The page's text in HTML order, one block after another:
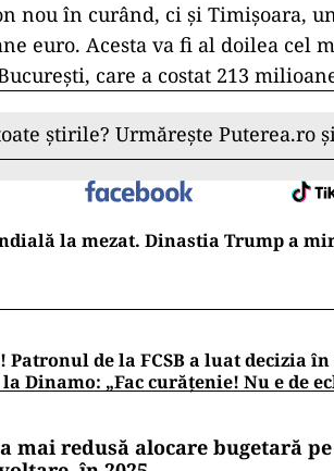
nou în curând, ci și Timișoara,
euro. Acesta va fi al doilea cel
care a costat 213
știrile? Urmărește Puterea.ro
la mezat. Dinastia Trump a
de la FCSB a luat decizia
Dinamo: „Fac curățenie! Nu e de
mai redusă alocare bugetară